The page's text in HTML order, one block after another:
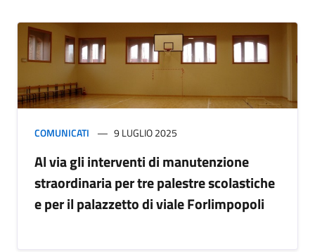
COMUNICATI 9 LUGLIO 2025
Al via gli interventi di manutenzione
straordinaria per tre palestre scolastiche
e per il palazzetto di viale Forlimpopoli